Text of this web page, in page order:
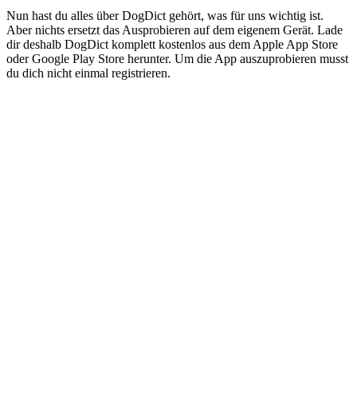
Nun hast du alles über DogDict gehört, was für uns wichtig ist.
Aber nichts ersetzt das Ausprobieren auf dem eigenem Gerät. Lade
dir deshalb DogDict komplett kostenlos aus dem Apple App Store
oder Google Play Store herunter. Um die App auszuprobieren musst
du dich nicht einmal registrieren.